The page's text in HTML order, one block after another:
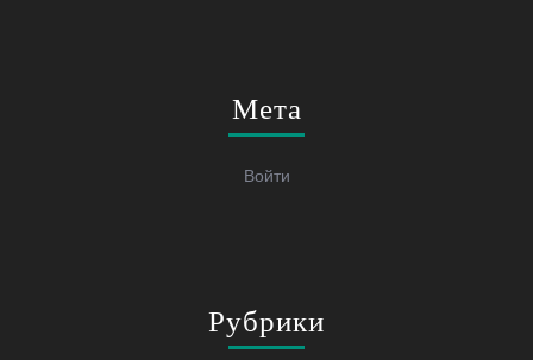
Мета
Войти
Рубрики